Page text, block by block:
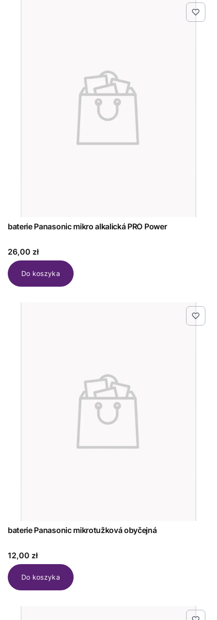
baterie Panasonic mikro alkalická PRO Power
Cena
26,00 zł
Do koszyka
baterie Panasonic mikrotužková obyčejná
Cena
12,00 zł
Do koszyka